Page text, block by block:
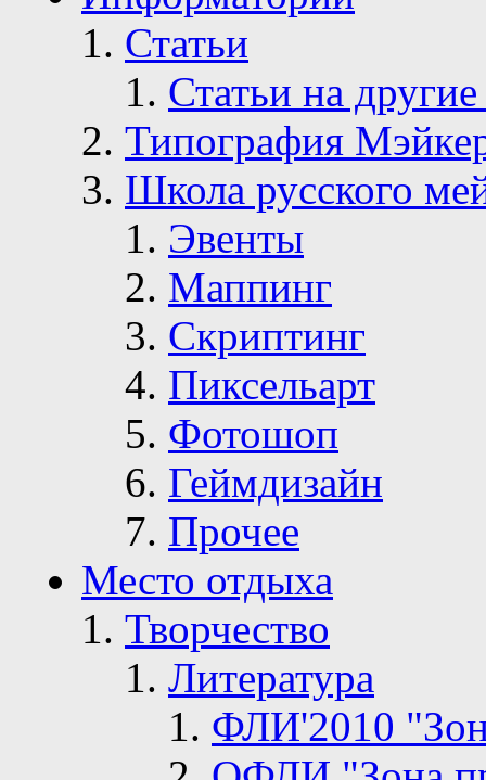
Статьи
Статьи на
Типография
Школа русского
Эвенты
Маппинг
Скриптинг
Пиксельарт
Фотошоп
Геймдизайн
Прочее
Место отдыха
Творчество
Литература
ФЛИ'2010